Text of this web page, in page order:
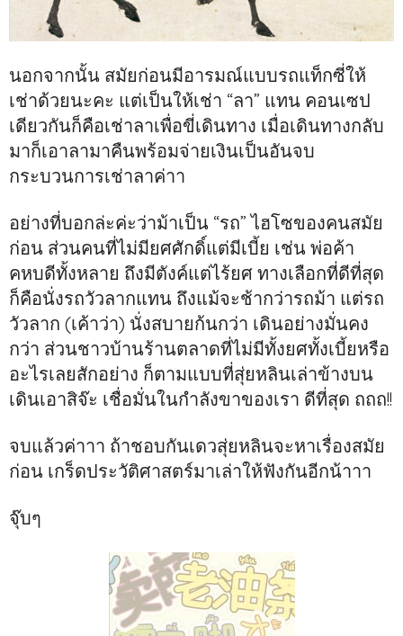
นอกจากนั้น สมัยก่อนมีอารมณ์แบบรถแท็กซี่ให้
เช่าด้วยนะคะ แต่เป็นให้เช่า “ลา” แทน คอนเซป
เดียวกันก็คือเช่าลาเพื่อขี่เดินทาง เมื่อเดินทางกลับ
มาก็เอาลามาคืนพร้อมจ่ายเงินเป็นอันจบ
กระบวนการเช่าลาค่าา
อย่างที่บอกล่ะค่ะว่าม้าเป็น “รถ” ไฮโซของคนสมัย
ก่อน ส่วนคนที่ไม่มียศศักดิ์แต่มีเบี้ย เช่น พ่อค้า
คหบดีทั้งหลาย ถึงมีตังค์แต่ไร้ยศ ทางเลือกที่ดีที่สุด
ก็คือนั่งรถวัวลากแทน ถึงแม้จะช้ากว่ารถม้า แต่รถ
วัวลาก (เค้าว่า) นั่งสบายก้นกว่า เดินอย่างมั่นคง
กว่า ส่วนชาวบ้านร้านตลาดที่ไม่มีทั้งยศทั้งเบี้ยหรือ
อะไรเลยสักอย่าง ก็ตามแบบที่สุ่ยหลินเล่าข้างบน
เดินเอาสิจ๊ะ เชื่อมั่นในกำลังขาของเรา ดีที่สุด ถถถ!!
จบแล้วค่าาา ถ้าชอบกันเดวสุ่ยหลินจะหาเรื่องสมัย
ก่อน เกร็ดประวัติศาสตร์มาเล่าให้ฟังกันอีกน้าาา
จุ๊บๆ